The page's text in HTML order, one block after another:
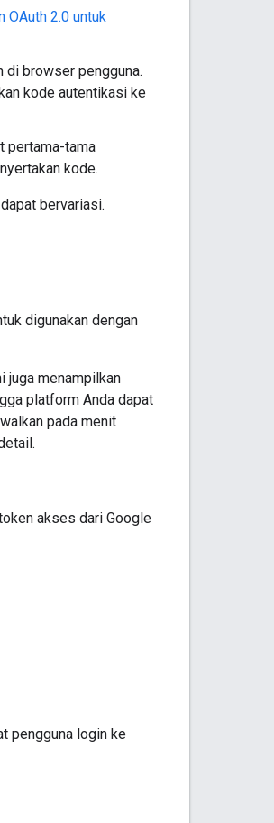
OAuth 2.0 untuk
di browser pengguna.
kode autentikasi ke
pertama-tama
kode.
bervariasi.
digunakan dengan
juga menampilkan
platform Anda dapat
pada menit
akses dari Google
pengguna login ke